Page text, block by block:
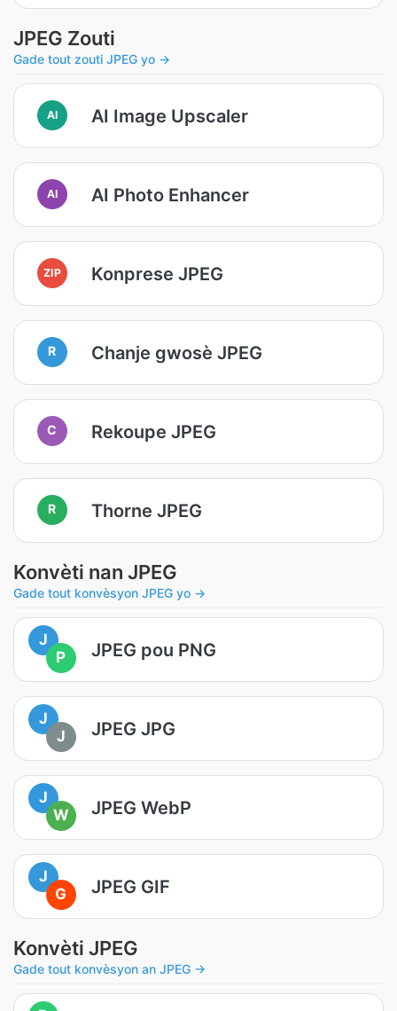
JPEG Zouti
Gade tout zouti JPEG yo →
AI AI Image Upscaler
AI AI Photo Enhancer
ZIP Konprese JPEG
R Chanje gwosè JPEG
C Rekoupe JPEG
R Thorne JPEG
Konvèti nan JPEG
Gade tout konvèsyon JPEG yo →
J
P
JPEG pou PNG
J
J
JPEG JPG
J
W
JPEG WebP
J
G
JPEG GIF
Konvèti JPEG
Gade tout konvèsyon an JPEG →